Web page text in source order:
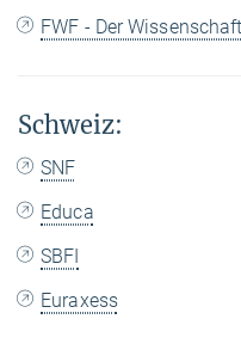
FWF - Der
Schweiz:
SNF
Educa
SBFI
Euraxess